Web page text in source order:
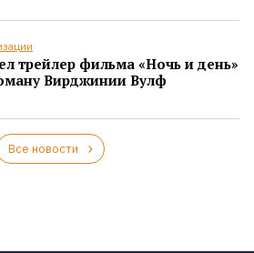
трейлер фильма «Ночь и день»
Вирджинии Вулф
Все новости